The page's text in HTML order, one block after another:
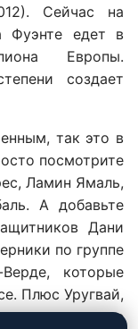
Сейчас на
Фуэнте едет в
Европы.
создает
так это в
посмотрите
Ламин Ямаль,
А добавьте
Дани
по группе
которые
Плюс Уругвай,
встреч еще не